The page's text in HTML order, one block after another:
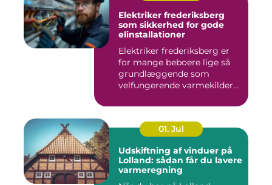
Elektriker frederiksberg
som sikkerhed for gode
elinstallationer
Elektriker frederiksberg er
for mange beboere lige så
grundlæggende som
velfungerende varmekilder
01. Jul
Udskiftning af vinduer på
Lolland: sådan får du lavere
varmeregning